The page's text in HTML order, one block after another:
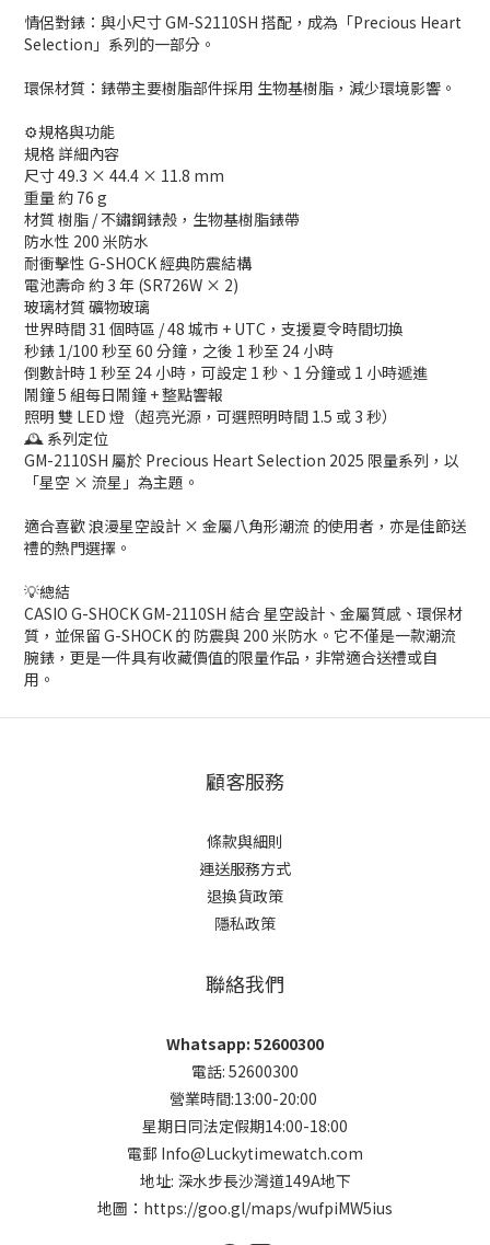
情侶對錶：與小尺寸 GM-S2110SH 搭配，成為「Precious Heart
Selection」系列的一部分。
環保材質：錶帶主要樹脂部件採用 生物基樹脂，減少環境影響。
⚙️規格與功能
規格 詳細內容
尺寸 49.3 × 44.4 × 11.8 mm
重量 約 76 g
材質 樹脂 / 不鏽鋼錶殼，生物基樹脂錶帶
防水性 200 米防水
耐衝擊性 G-SHOCK 經典防震結構
電池壽命 約 3 年 (SR726W × 2)
玻璃材質 礦物玻璃
世界時間 31 個時區 / 48 城市 + UTC，支援夏令時間切換
秒錶 1/100 秒至 60 分鐘，之後 1 秒至 24 小時
倒數計時 1 秒至 24 小時，可設定 1 秒、1 分鐘或 1 小時遞進
鬧鐘 5 組每日鬧鐘 + 整點響報
照明 雙 LED 燈（超亮光源，可選照明時間 1.5 或 3 秒）
🕰️ 系列定位
GM-2110SH 屬於 Precious Heart Selection 2025 限量系列，以
「星空 × 流星」為主題。
適合喜歡 浪漫星空設計 × 金屬八角形潮流 的使用者，亦是佳節送
禮的熱門選擇。
💡總結
CASIO G-SHOCK GM-2110SH 結合 星空設計、金屬質感、環保材
質，並保留 G-SHOCK 的 防震與 200 米防水。它不僅是一款潮流
腕錶，更是一件具有收藏價值的限量作品，非常適合送禮或自
用。
顧客服務
條款與細則
運送服務方式
退換貨政策
隱私政策
聯絡我們
Whatsapp: 52600300
電話: 52600300
營業時間:13:00-20:00
星期日同法定假期14:00-18:00
電郵 Info@Luckytimewatch.com
地址: 深水步長沙灣道149A地下
地圖： https://goo.gl/maps/wufpiMW5ius